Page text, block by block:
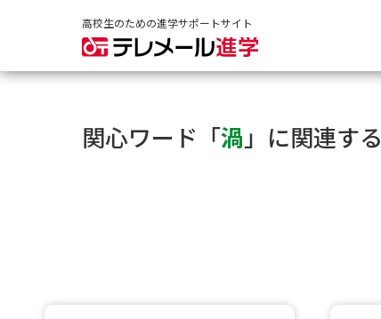
高校生のための進学サポートサイト
関心ワード「渦 」に関連す